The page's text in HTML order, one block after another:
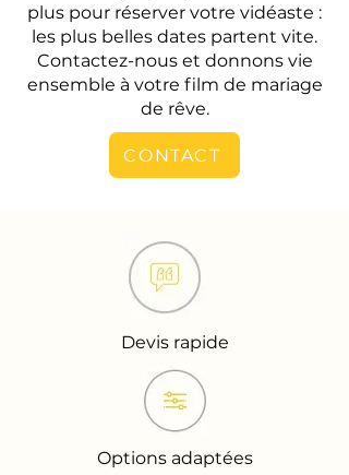
plus pour réserver votre vidéaste :
les plus belles dates partent vite.
Contactez-nous et donnons vie
ensemble à votre film de mariage
de rêve.
CONTACT
Devis rapide
Options adaptées